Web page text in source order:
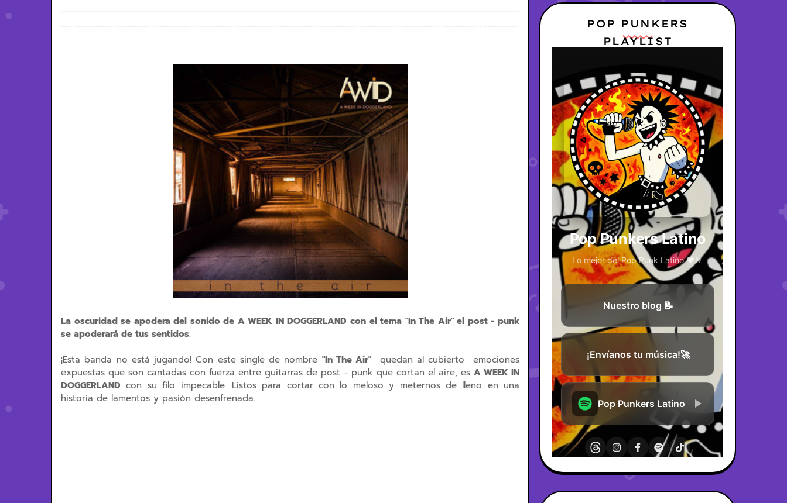
La oscuridad se apodera del sonido de A WEEK IN DOGGERLAND con el tema "In The Air" el post - punk
se apoderará de tus sentidos.
¡Esta banda no está jugando! Con este single de nombre "In The Air" quedan al cubierto emociones
expuestas que son cantadas con fuerza entre guitarras de post - punk que cortan el aire, es A WEEK IN
DOGGERLAND con su filo impecable. Listos para cortar con lo meloso y meternos de lleno en una
historia de lamentos y pasión desenfrenada.
POP PUNKERS
PLAYLIST